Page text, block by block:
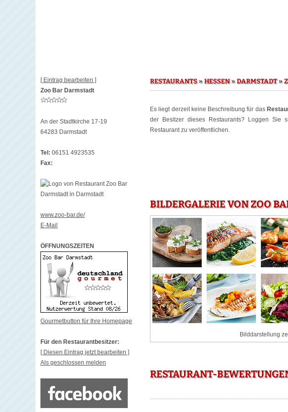
[ Eintrag bearbeiten ]
Zoo Bar Darmstadt
An der Stadtkirche 17-19
64283 Darmstadt
Tel: 06151 4923535
Fax:
www.zoo-bar.de/
E-Mail
ÖFFNUNGSZEITEN
Gourmetbutton für Ihre Homepage
Für den Restaurantbesitzer:
[ Diesen Eintrag jetzt bearbeiten ]
Als geschlossen melden
RESTAURANTS»HESSEN»DARMSTADT»
Es liegt derzeit keine Beschreibung für das
der Besitzer dieses Restaurants? Loggen Sie
Restaurant zu veröffentlichen.
BILDERGALERIE VON ZOO
Bilddarstellung
RESTAURANT-